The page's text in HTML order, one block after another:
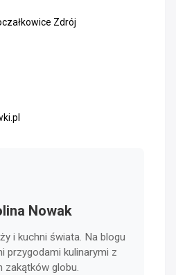
Zdrój
Nowak
i kuchni świata. Na blogu
przygodami kulinarymi z
zakątków globu.